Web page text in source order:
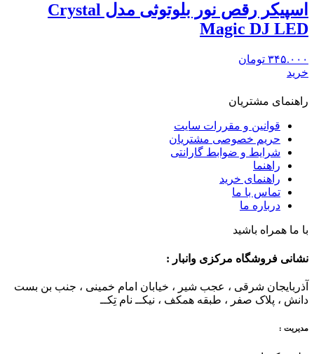
اسپیکر رقص نور بلوتوثی مدل Crystal
Magic DJ LED
۳۴۵.۰۰۰ تومان
خرید
راهنمای مشتریان
قوانین و مقررات سایت
حریم خصوصی مشتریان
شرایط و ضوابط گارانتی
راهنما
راهنمای خرید
تماس با ما
درباره ما
با ما همراه باشید
نشانی فروشگاه مرکزی وانبار :
آذربایجان شرقی ، عجب شیر ، خیابان امام خمینی ، جنب بن بست
دانش ، پلاک صفر ، طبقه همکف ، نیکــ نام تِکــ
مدیریت :